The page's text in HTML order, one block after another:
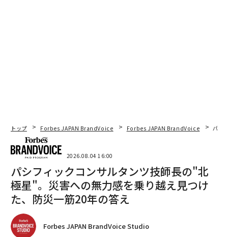
トップ Forbes JAPAN BrandVoice Forbes JAPAN BrandVoice パシ
2026.08.04 16:00
パシフィックコンサルタンツ技師長の"北
極星"。災害への無力感を乗り越え見つけ
た、防災一筋20年の答え
Forbes JAPAN BrandVoice Studio